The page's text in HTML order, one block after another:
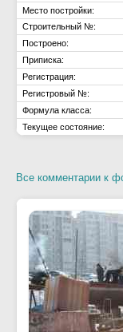
Место постройки:
Строительный №:
Построено:
Приписка:
Регистрация:
Регистровый №:
Формула класса:
Текущее состояние:
Все комментарии к